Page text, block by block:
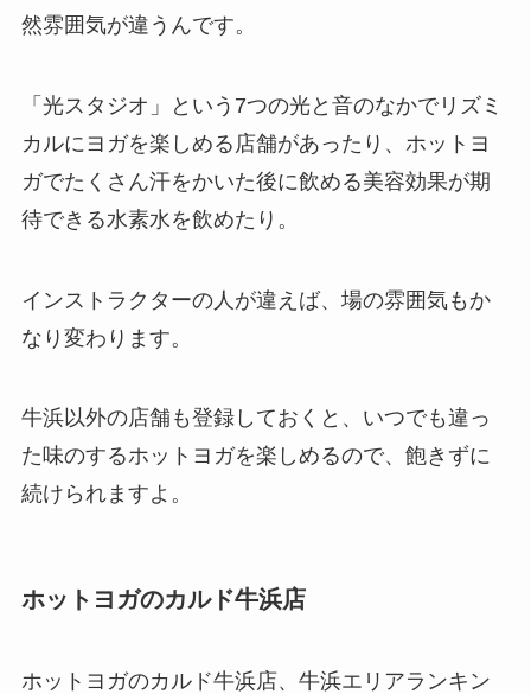
然雰囲気が違うんです。
「光スタジオ」
という7つの光と音のなかでリズミ
カルにヨガを楽しめる店舗があったり、ホットヨ
ガでたくさん汗をかいた後に飲める美容効果が期
待できる水素水を飲めたり。
インストラクターの人が違えば、場の雰囲気もか
なり変わります。
牛浜以外の店舗も登録しておくと、いつでも違っ
た味のするホットヨガを楽しめるので、飽きずに
続けられますよ。
ホットヨガのカルド牛浜店
ホットヨガのカルド牛浜店、牛浜エリアランキン